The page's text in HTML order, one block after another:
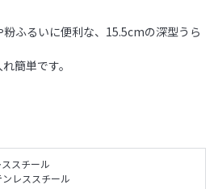
ふるいに便利な、15.5cmの深型うら
簡単です。
スチール
レススチール